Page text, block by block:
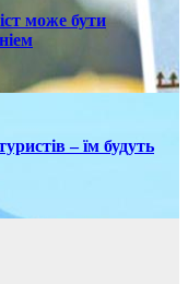
може бути
– їм будуть